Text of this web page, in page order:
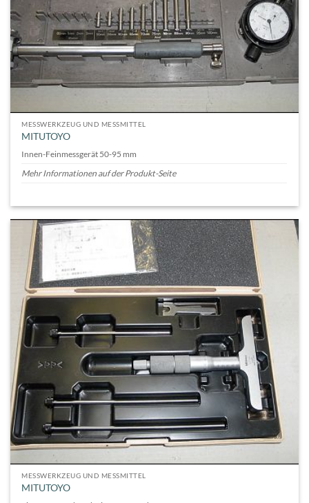
MESSWERKZEUG UND MESSMITTEL
MITUTOYO
Innen-Feinmessgerät 50-95 mm
Mehr Informationen auf der Produkt-Seite
MESSWERKZEUG UND MESSMITTEL
MITUTOYO